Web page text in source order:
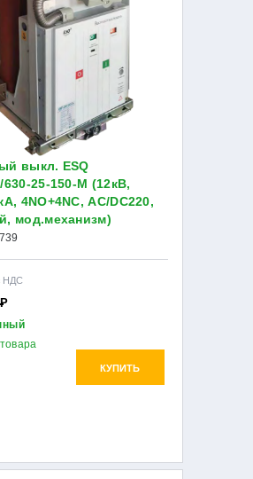
выкл. ESQ
630-25-150-М (12кВ,
4NO+4NC, AC/DC220,
мод.механизм)
НДС
Р
КУПИТЬ